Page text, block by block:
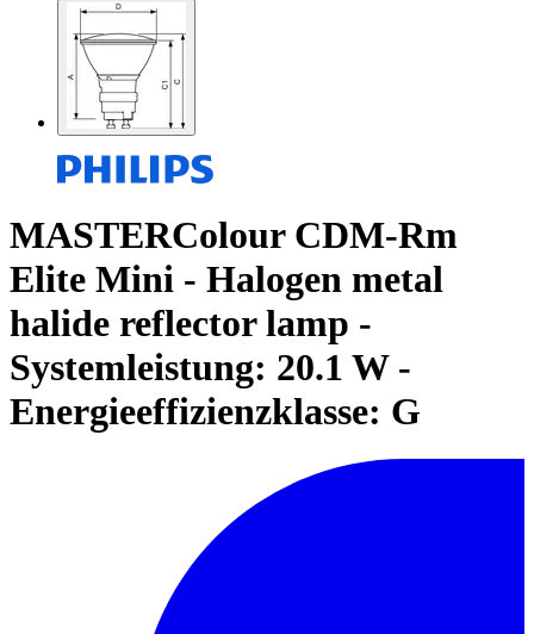
MASTERColour CDM-Rm
Elite Mini - Halogen metal
halide reflector lamp -
Systemleistung: 20.1 W -
Energieeffizienzklasse: G